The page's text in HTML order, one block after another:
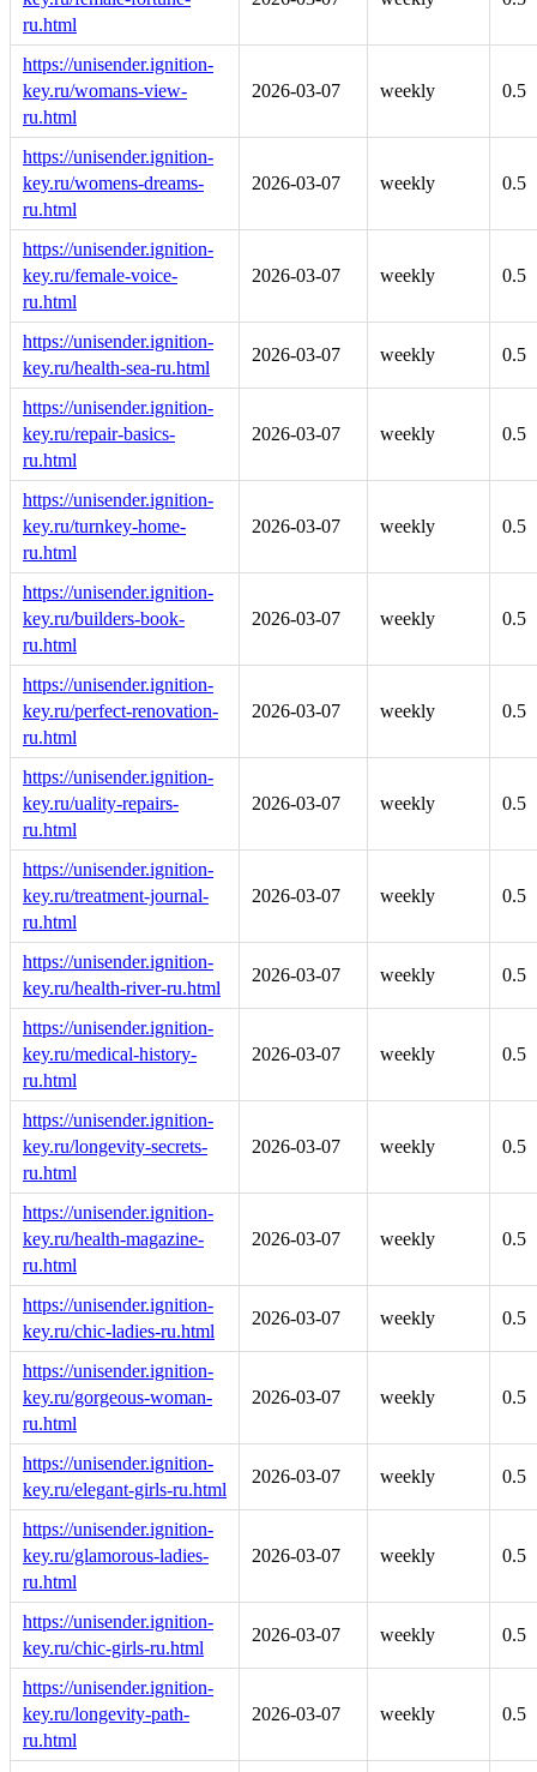
ru.html
https://unisender.ignition-
key.ru/womans-view-
ru.html
2026-03-07 weekly 0.5
https://unisender.ignition-
key.ru/womens-dreams-
ru.html
2026-03-07 weekly 0.5
https://unisender.ignition-
key.ru/female-voice-
ru.html
2026-03-07 weekly 0.5
https://unisender.ignition-
key.ru/health-sea-ru.html
2026-03-07 weekly 0.5
https://unisender.ignition-
key.ru/repair-basics-
ru.html
2026-03-07 weekly 0.5
https://unisender.ignition-
key.ru/turnkey-home-
ru.html
2026-03-07 weekly 0.5
https://unisender.ignition-
key.ru/builders-book-
ru.html
2026-03-07 weekly 0.5
https://unisender.ignition-
key.ru/perfect-renovation-
ru.html
2026-03-07 weekly 0.5
https://unisender.ignition-
key.ru/uality-repairs-
ru.html
2026-03-07 weekly 0.5
https://unisender.ignition-
key.ru/treatment-journal-
ru.html
2026-03-07 weekly 0.5
https://unisender.ignition-
key.ru/health-river-ru.html
2026-03-07 weekly 0.5
https://unisender.ignition-
key.ru/medical-history-
ru.html
2026-03-07 weekly 0.5
https://unisender.ignition-
key.ru/longevity-secrets-
ru.html
2026-03-07 weekly 0.5
https://unisender.ignition-
key.ru/health-magazine-
ru.html
2026-03-07 weekly 0.5
https://unisender.ignition-
key.ru/chic-ladies-ru.html
2026-03-07 weekly 0.5
https://unisender.ignition-
key.ru/gorgeous-woman-
ru.html
2026-03-07 weekly 0.5
https://unisender.ignition-
key.ru/elegant-girls-ru.html
2026-03-07 weekly 0.5
https://unisender.ignition-
key.ru/glamorous-ladies-
ru.html
2026-03-07 weekly 0.5
https://unisender.ignition-
key.ru/chic-girls-ru.html
2026-03-07 weekly 0.5
https://unisender.ignition-
key.ru/longevity-path-
ru.html
2026-03-07 weekly 0.5